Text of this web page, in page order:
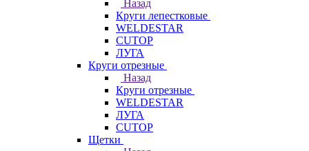
Назад
Круги лепестковые
WELDESTAR
CUTOP
ЛУГА
Круги отрезные
Назад
Круги отрезные
WELDESTAR
ЛУГА
CUTOP
Щетки